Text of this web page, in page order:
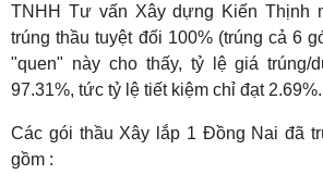
TNHH Tư vấn Xây dựng Kiến Thịnh
trúng thầu tuyệt đối 100% (trúng cả 6
"quen" này cho thấy, tỷ lệ giá trúng/
97.31%, tức tỷ lệ tiết kiệm chỉ đạt 2.69%.
Các gói thầu Xây lắp 1 Đồng Nai đã
gồm :